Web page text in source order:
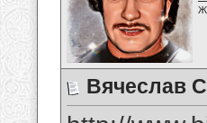
Вячеслав